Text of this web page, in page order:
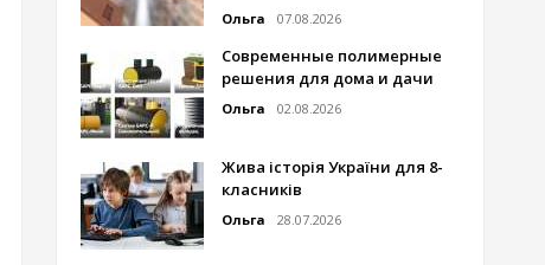
Ольга 07.08.2026
Современные полимерные
решения для дома и дачи
Ольга 02.08.2026
Жива історія України для 8-
класників
Ольга 28.07.2026